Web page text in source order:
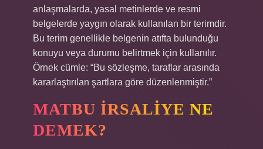
anlaşmalarda, yasal metinlerde ve resmi
belgelerde yaygın olarak kullanılan bir terimdir.
Bu terim genellikle belgenin atıfta bulunduğu
konuyu veya durumu belirtmek için kullanılır.
Örnek cümle: “Bu sözleşme, taraflar arasında
kararlaştırılan şartlara göre düzenlenmiştir.”
MATBU IRSALIYE NE
DEMEK?